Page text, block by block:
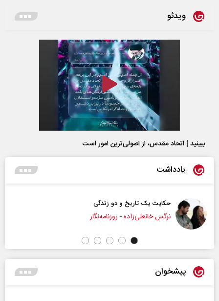
ویدئو
ببینید | اتحاد مقدس، از اصولی‌ترین امور است
یادداشت
چرایی عقب‌نشینی ترامپ؟
دکتر یدالله جوانی - تحلیلگر مسائل
پیشخوان